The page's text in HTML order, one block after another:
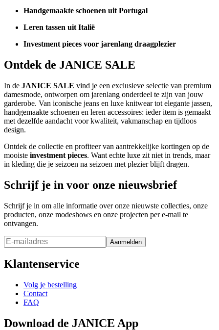
Handgemaakte schoenen uit Portugal
Leren tassen uit Italië
Investment pieces voor jarenlang draagplezier
Ontdek de JANICE SALE
In de JANICE SALE vind je een exclusieve selectie van premium
damesmode, ontworpen om jarenlang onderdeel te zijn van jouw
garderobe. Van iconische jeans en luxe knitwear tot elegante jassen,
handgemaakte schoenen en leren accessoires: ieder item is gemaakt
met dezelfde aandacht voor kwaliteit, vakmanschap en tijdloos
design.
Ontdek de collectie en profiteer van aantrekkelijke kortingen op de
mooiste investment pieces. Want echte luxe zit niet in trends, maar
in kleding die je seizoen na seizoen met plezier blijft dragen.
Schrijf je in voor onze nieuwsbrief
Schrijf je in om alle informatie over onze nieuwste collecties, onze
producten, onze modeshows en onze projecten per e-mail te
ontvangen.
Aanmelden
Klantenservice
Volg je bestelling
Contact
FAQ
Download de JANICE App